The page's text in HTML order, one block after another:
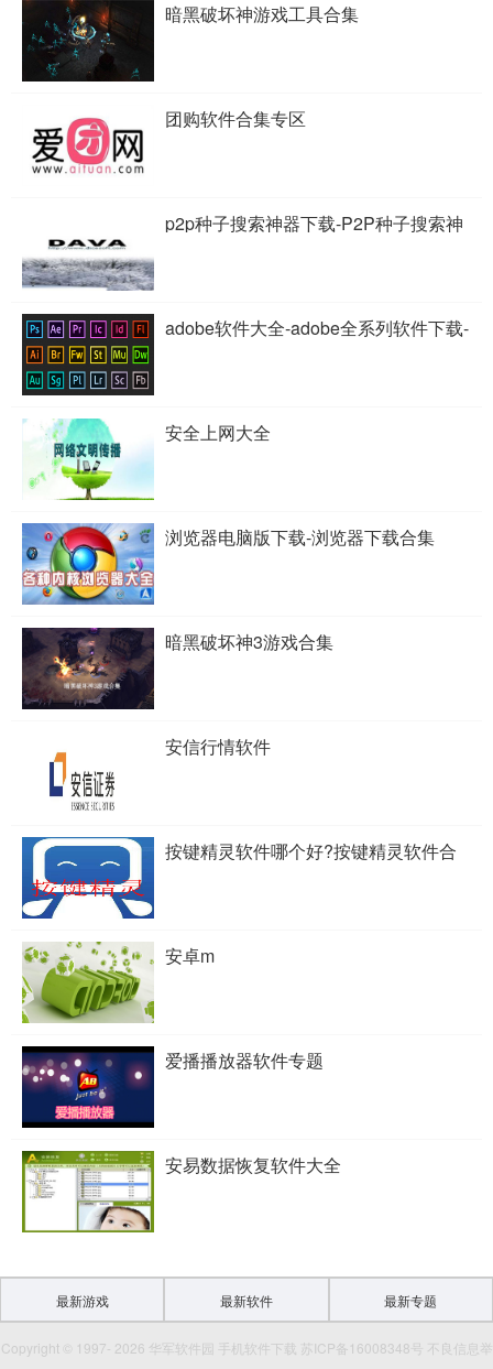
暗黑破坏神游戏工具合集
团购软件合集专区
p2p种子搜索神器下载-P2P种子搜索神
器专题
adobe软件大全-adobe全系列软件下载-
adobe软件下载
安全上网大全
浏览器电脑版下载-浏览器下载合集
暗黑破坏神3游戏合集
安信行情软件
按键精灵软件哪个好?按键精灵软件合
集
安卓m
爱播播放器软件专题
安易数据恢复软件大全
最新游戏 最新软件 最新专题
Copyright © 1997- 2026 华军软件园 手机软件下载 苏ICP备16008348号 不良信息举